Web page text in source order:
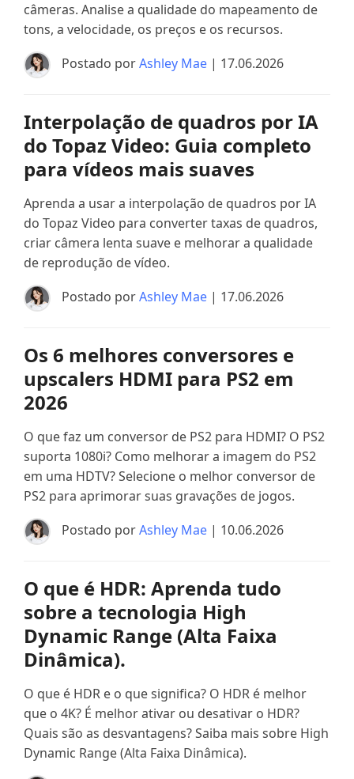
câmeras. Analise a qualidade do mapeamento de
tons, a velocidade, os preços e os recursos.
Postado porAshley Mae | 17.06.2026
Interpolação de quadros por IA
do Topaz Video: Guia completo
para vídeos mais suaves
Aprenda a usar a interpolação de quadros por IA
do Topaz Video para converter taxas de quadros,
criar câmera lenta suave e melhorar a qualidade
de reprodução de vídeo.
Postado porAshley Mae | 17.06.2026
Os 6 melhores conversores e
upscalers HDMI para PS2 em
2026
O que faz um conversor de PS2 para HDMI? O PS2
suporta 1080i? Como melhorar a imagem do PS2
em uma HDTV? Selecione o melhor conversor de
PS2 para aprimorar suas gravações de jogos.
Postado porAshley Mae | 10.06.2026
O que é HDR: Aprenda tudo
sobre a tecnologia High
Dynamic Range (Alta Faixa
Dinâmica).
O que é HDR e o que significa? O HDR é melhor
que o 4K? É melhor ativar ou desativar o HDR?
Quais são as desvantagens? Saiba mais sobre High
Dynamic Range (Alta Faixa Dinâmica).